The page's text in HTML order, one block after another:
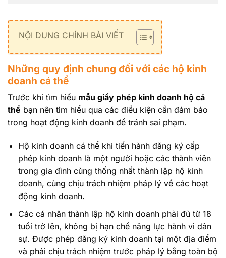
NỘI DUNG CHÍNH BÀI VIẾT
Những quy định chung đối với các hộ kinh
doanh cá thể
Trước khi tìm hiểu mẫu giấy phép kinh doanh hộ cá
thể bạn nên tìm hiểu qua các điều kiện cần đảm bảo
trong hoạt động kinh doanh để tránh sai phạm.
Hộ kinh doanh cá thể khi tiến hành đăng ký cấp
phép kinh doanh là một người hoặc các thành viên
trong gia đình cùng thống nhất thành lập hộ kinh
doanh, cùng chịu trách nhiệm pháp lý về các hoạt
động kinh doanh.
Các cá nhân thành lập hộ kinh doanh phải đủ từ 18
tuổi trở lên, không bị hạn chế năng lực hành vi dân
sự. Được phép đăng ký kinh doanh tại một địa điểm
và phải chịu trách nhiệm trước pháp lý bằng toàn bộ